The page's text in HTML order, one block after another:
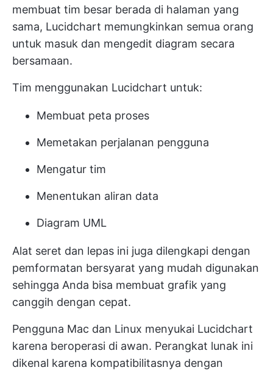
membuat tim besar berada di halaman yang
sama, Lucidchart memungkinkan semua orang
untuk masuk dan mengedit diagram secara
bersamaan.
Tim menggunakan Lucidchart untuk:
Membuat peta proses
Memetakan perjalanan pengguna
Mengatur tim
Menentukan aliran data
Diagram UML
Alat seret dan lepas ini juga dilengkapi dengan
pemformatan bersyarat yang mudah digunakan
sehingga Anda bisa membuat grafik yang
canggih dengan cepat.
Pengguna Mac dan Linux menyukai Lucidchart
karena beroperasi di awan. Perangkat lunak ini
dikenal karena kompatibilitasnya dengan